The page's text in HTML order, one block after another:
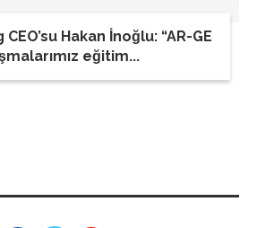
Hakan İnoğlu: “AR-GE
eğitim...